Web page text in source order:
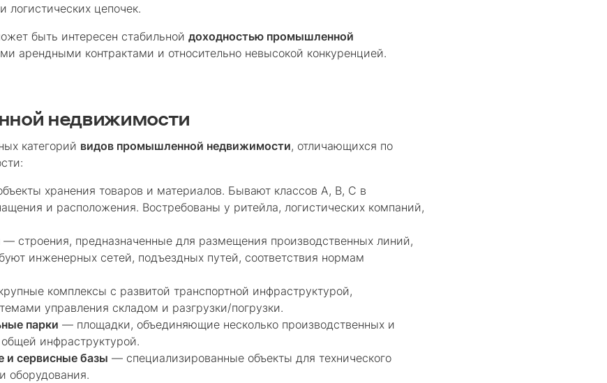
логистических цепочек.
быть интересен стабильной доходностью промышленной
арендными контрактами и относительно невысокой конкуренцией.
недвижимости
категорий видов промышленной недвижимости, отличающихся по
хранения товаров и материалов. Бывают классов A, B, C в
и расположения. Востребованы у ритейла, логистических компаний,
— строения, предназначенные для размещения производственных линий,
инженерных сетей, подъездных путей, соответствия нормам
комплексы с развитой транспортной инфраструктурой,
управления складом и разгрузки/погрузки.
парки — площадки, объединяющие несколько производственных и
инфраструктурой.
и сервисные базы — специализированные объекты для технического
оборудования.